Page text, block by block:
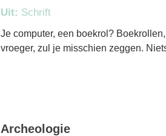
Uit: Schrift
Je computer, een boekrol?
vroeger, zul je misschien zeggen.
Archeologie